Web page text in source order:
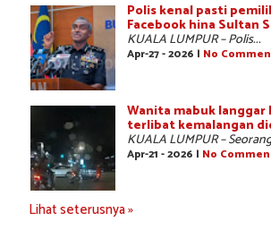
Polis kenal pasti
Facebook hina Sultan
KUALA LUMPUR – Polis...
Apr-27 - 2026 | No
Wanita mabuk langgar
terlibat kemalangan
KUALA LUMPUR –
Apr-21 - 2026 | No
Lihat seterusnya »